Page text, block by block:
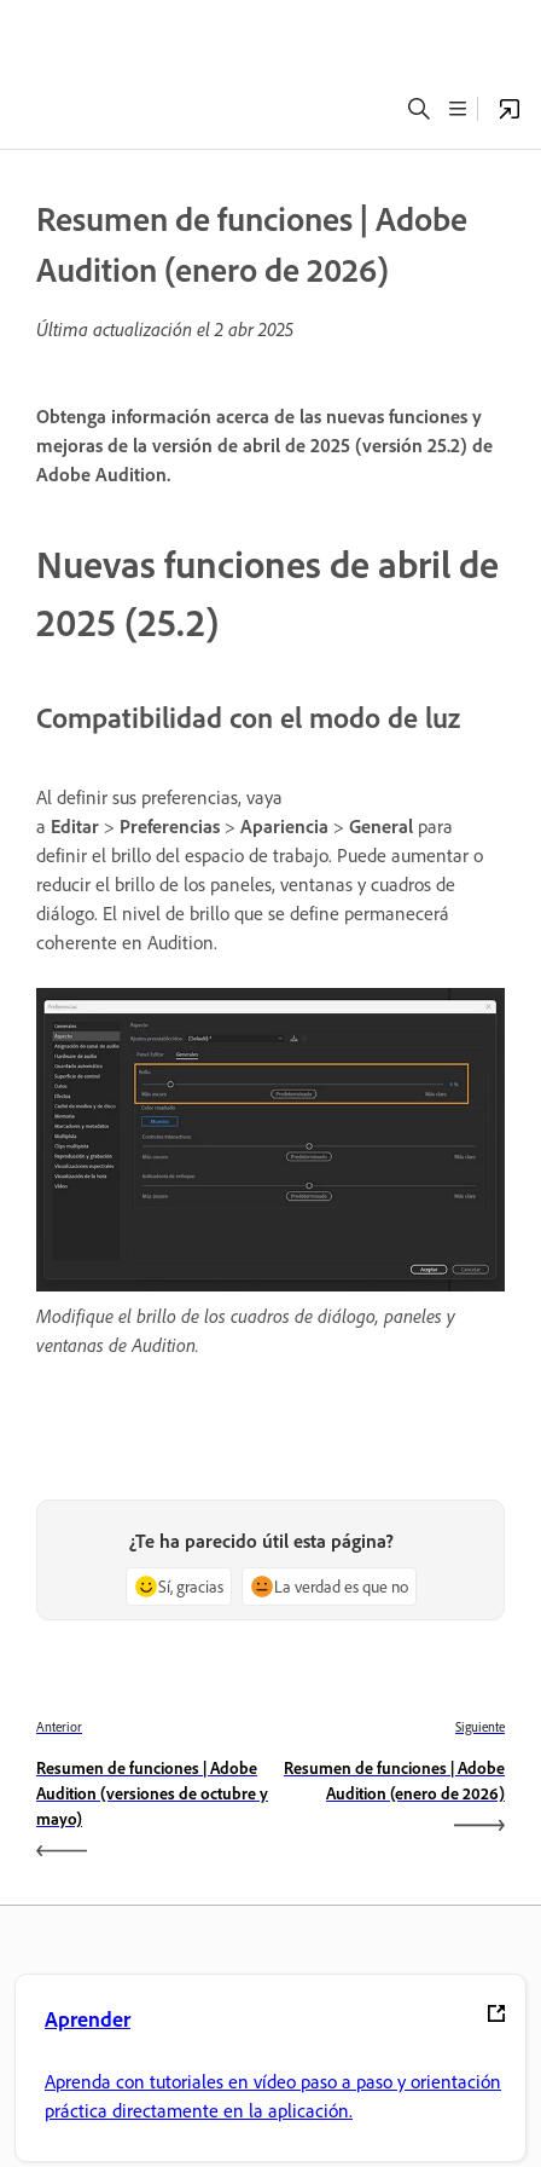
Resumen de funciones | Adobe
Audition (enero de 2026)
Última actualización el2 abr 2025
Obtenga información acerca de las nuevas funciones y
mejoras de la versión de abril de 2025 (versión 25.2) de
Adobe Audition.
Nuevas funciones de abril de
2025 (25.2)
Compatibilidad con el modo de luz
Al definir sus preferencias, vaya
a Editar > Preferencias > Apariencia > General para
definir el brillo del espacio de trabajo. Puede aumentar o
reducir el brillo de los paneles, ventanas y cuadros de
diálogo. El nivel de brillo que se define permanecerá
coherente en Audition.
Modifique el brillo de los cuadros de diálogo, paneles y
ventanas de Audition.
¿Te ha parecido útil esta página?
Sí, gracias La verdad es que no
Anterior
Resumen de funciones | Adobe
Audition (versiones de octubre y
mayo)
Siguiente
Resumen de funciones | Adobe
Audition (enero de 2026)
Aprender
Aprenda con tutoriales en vídeo paso a paso y orientación
práctica directamente en la aplicación.